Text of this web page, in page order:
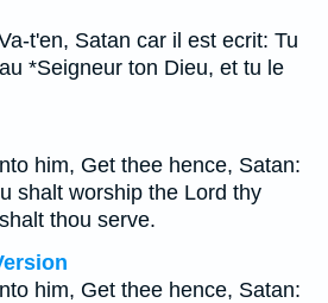
t'en, Satan car il est ecrit: Tu
*Seigneur ton Dieu, et tu le
him, Get thee hence, Satan:
shalt worship the Lord thy
thou serve.
him, Get thee hence, Satan: